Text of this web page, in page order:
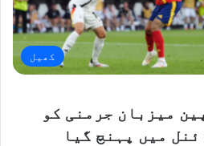
کھیل
2024ء، سپین میزبان جرمنی کو
میں پہنچ گیا